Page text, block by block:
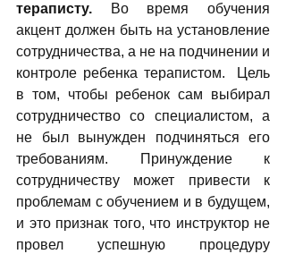
тераписту.
Во время обучения
акцент должен быть на установление
сотрудничества, а не на подчинении и
контроле ребенка терапистом.  Цель
в том, чтобы ребенок сам выбирал
сотрудничество со специалистом, а
не был вынужден подчиняться его
требованиям. Принуждение к
сотрудничеству может привести к
проблемам с обучением и в будущем,
и это признак того, что инструктор не
провел успешную процедуру